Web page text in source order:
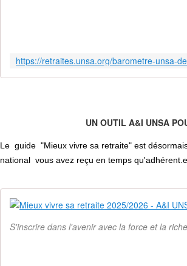
UN OUTIL A&I UNSA
Le guide "Mieux vivre sa retraite" est
national vous avez reçu en temps
S'inscrire dans l'avenir avec la force et la